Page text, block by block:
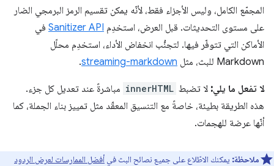
المجمّع الكامل، وليس الأجزاء فقط، لأنّه يمكن تقسيم الرمز البرمجي الضار
على مستوى التحديثات. قبل العرض، استخدِم Sanitizer API في
الأماكن التي تتوفّر فيها. لتجنُّب انخفاض الأداء، استخدِم محلّل
Markdown للبث، مثل
streaming-markdown
.
لا تفعل ما يلي: لا تضبط innerHTML مباشرةً عند تعديل كل جزء.
هذه الطريقة بطيئة، خاصةً مع التنسيق المعقّد مثل تمييز بناء الجملة، كما
أنّها عرضة للهجمات.
ملاحظة: يمكنك الاطّلاع على جميع نصائح البث في أفضل الممارسات لعرض الردود